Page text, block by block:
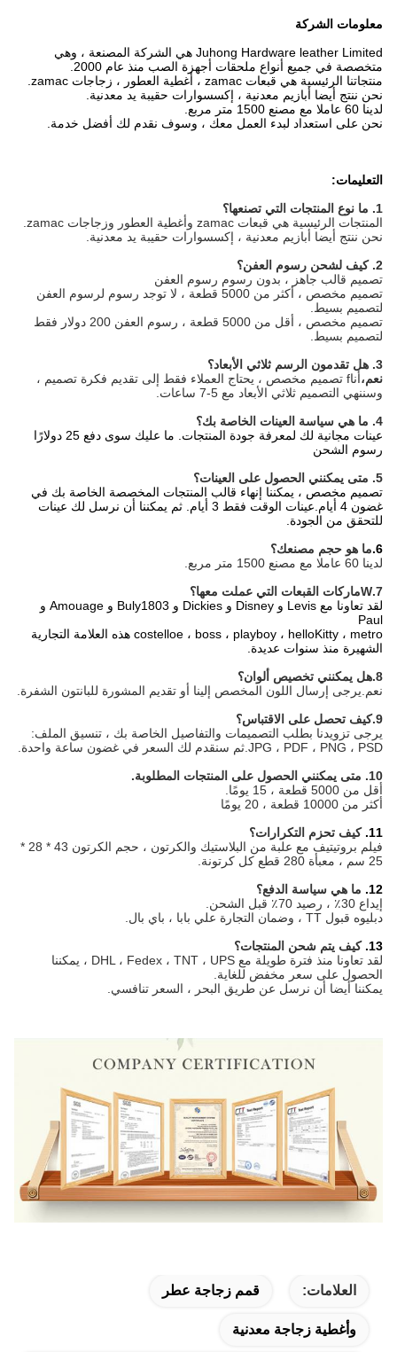
معلومات الشركة
Juhong Hardware leather Limited هي الشركة المصنعة ، وهي
متخصصة في جميع أنواع ملحقات أجهزة الصب منذ عام 2000.
منتجاتنا الرئيسية هي قبعات zamac ، أغطية العطور ، زجاجات zamac.
نحن ننتج أيضا أبازيم معدنية ، إكسسوارات حقيبة يد معدنية.
لدينا 60 عاملا مع مصنع 1500 متر مربع.
نحن على استعداد لبدء العمل معك ، وسوف نقدم لك أفضل خدمة.
التعليمات:
1. ما نوع المنتجات التي تصنعها؟
المنتجات الرئيسية هي قبعات zamac وأغطية العطور وزجاجات zamac.
نحن ننتج أيضا أبازيم معدنية ، إكسسوارات حقيبة يد معدنية.
2. كيف لشحن رسوم العفن؟
تصميم قالب جاهز ، بدون رسوم رسوم العفن
تصميم مخصص ، أكثر من 5000 قطعة ، لا توجد رسوم لرسوم العفن
لتصميم بسيط.
تصميم مخصص ، أقل من 5000 قطعة ، رسوم العفن 200 دولار فقط
لتصميم بسيط.
3. هل تقدمون الرسم ثلاثي الأبعاد؟
نعم،أنا f تصميم مخصص ، يحتاج العملاء فقط إلى تقديم فكرة تصميم ،
وسننهي التصميم ثلاثي الأبعاد مع 5-7 ساعات.
4. ما هي سياسة العينات الخاصة بك؟
عينات مجانية لك لمعرفة جودة المنتجات. ما عليك سوى دفع 25 دولارًا
رسوم الشحن
5. متى يمكنني الحصول على العينات؟
تصميم مخصص ، يمكننا إنهاء قالب المنتجات المخصصة الخاصة بك في
غضون 4 أيام.عينات الوقت فقط 3 أيام. ثم يمكننا أن نرسل لك عينات
للتحقق من الجودة.
6. ما هو حجم مصنعك؟
لدينا 60 عاملا مع مصنع 1500 متر مربع.
7.W
ماركات القبعات التي عملت معها؟
لقد تعاونا مع Levis و Disney و Dickies و Buly1803 و Amouage و
Paul
costelloe ، boss ، playboy ، helloKitty ، metro هذه العلامة التجارية
الشهيرة منذ سنوات عديدة.
8.هل يمكنني تخصيص ألوان؟
نعم.يرجى إرسال اللون المخصص إلينا أو تقديم المشورة للبانتون الشفرة.
9.كيف تحصل على الاقتباس؟
يرجى تزويدنا بطلب التصميمات والتفاصيل الخاصة بك ، تنسيق الملف:
JPG ، PDF ، PNG ، PSD. ثم سنقدم لك السعر في غضون ساعة واحدة.
10. متى يمكنني الحصول على المنتجات المطلوبة.
أقل من 5000 قطعة ، 15 يومًا.
أكثر من 10000 قطعة ، 20 يومًا
11. كيف تحزم التكرارات؟
فيلم بروتيتيف مع علبة من البلاستيك والكرتون
، حجم الكرتون 43 * 28 *
25 سم ، معبأة 280 قطع كل كرتونة.
12.
ما هي سياسة الدفع؟
إيداع 30٪ ، رصيد 70٪ قبل الشحن.
دبليوه قبول TT ، وضمان التجارة علي بابا ، باي بال.
13. كيف يتم شحن المنتجات؟
لقد تعاونا منذ فترة طويلة مع
DHL ، Fedex ، TNT ، UPS ، يمكننا
الحصول على سعر مخفض للغاية.
يمكننا أيضا أن نرسل عن طريق البحر ، السعر تنافسي.
العلامات: قمم زجاجة عطر
وأغطية زجاجة معدنية